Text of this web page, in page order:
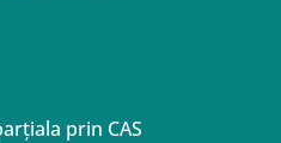
prin CAS